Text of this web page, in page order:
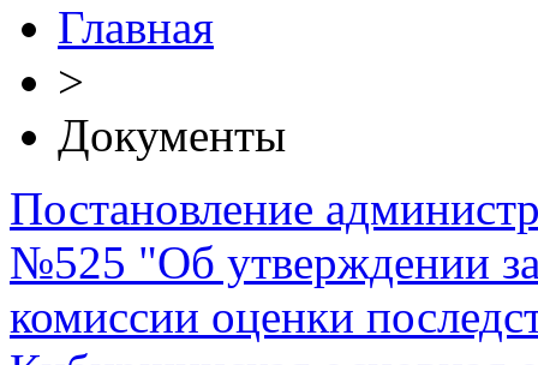
Главная
>
Документы
Постановление
№525 "Об утверждении
комиссии оценки